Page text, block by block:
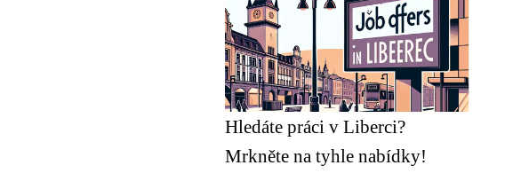
Hledáte práci v Liberci?
Mrkněte na tyhle nabídky!